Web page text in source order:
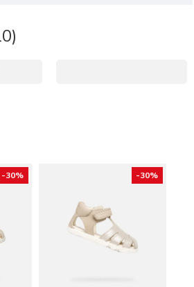
-30% -30%